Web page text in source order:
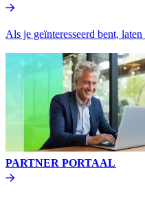
Als je geïnteresseerd bent,
PARTNER PORTAAL​​